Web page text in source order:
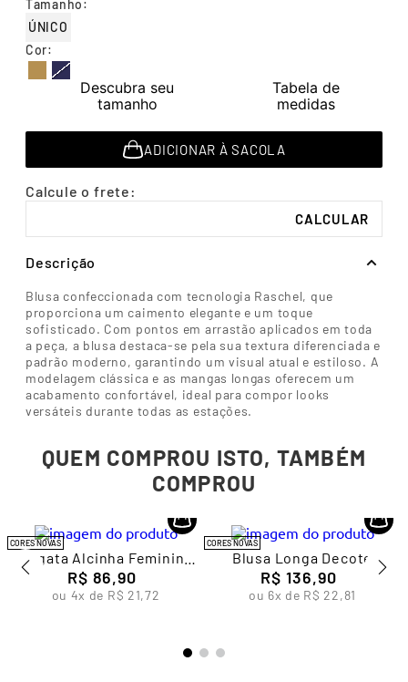
Cor:
Tamanho:
ÚNICO
Descubra seu
tamanho
Tabela de
medidas
ADICIONAR À SACOLA
Descrição
Blusa confeccionada com tecnologia Raschel, que
proporciona um caimento elegante e um toque
sofisticado. Com pontos em arrastão aplicados em toda
a peça, a blusa destaca-se pela sua textura diferenciada e
padrão moderno, garantindo um visual atual e estiloso. A
modelagem clássica e as mangas longas oferecem um
acabamento confortável, ideal para compor looks
versáteis durante todas as estações.
QUEM COMPROU ISTO, TAMBÉM
COMPROU
CORES NOVAS
Regata Alcinha Feminina
Lupo
R$ 86,90
ou 4x de R$ 21,72
CORES NOVAS
Blusa Longa Decote
Redondo Sem Costura
Feminina Lupo
R$ 136,90
ou 6x de R$ 22,81
meia masculina